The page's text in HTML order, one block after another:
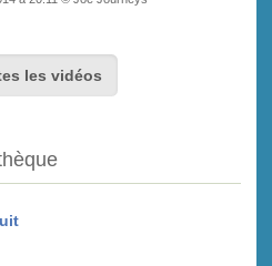
les vidéos